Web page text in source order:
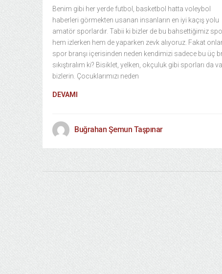
Benim gibi her yerde futbol, basketbol hatta voleybol
haberleri görmekten usanan insanların en iyi kaçış yolu
amatör sporlardır. Tabii ki bizler de bu bahsettiğimiz
hem izlerken hem de yaparken zevk alıyoruz. Fakat
spor branşı içerisinden neden kendimizi sadece bu üç
sıkıştıralım ki? Bisiklet, yelken, okçuluk gibi sporları da
bizlerin. Çocuklarımızı neden
DEVAMI
Buğrahan Şemun Taşpınar